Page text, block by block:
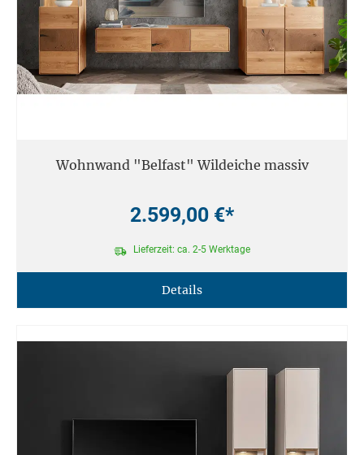
Wohnwand "Belfast" Wildeiche massiv
2.599,00 €*
Lieferzeit: ca. 2-5 Werktage
Details